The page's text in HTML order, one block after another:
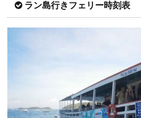
ラン島行きフェリー時刻表